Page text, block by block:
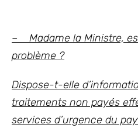
– Madame la Ministre,
problème ?
Dispose-t-elle
traitements non payés
services d’urgence du